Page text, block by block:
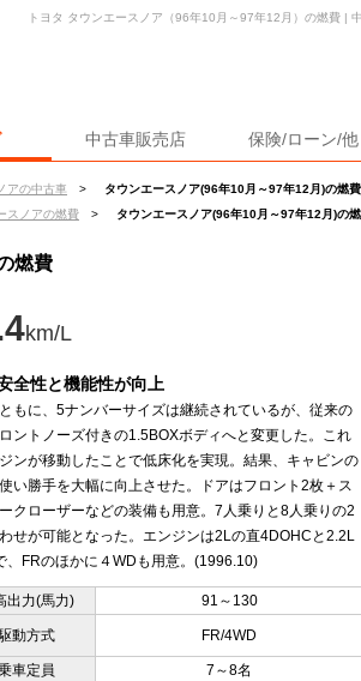
中古車販売店 保険/ローン/他
アの中古車 >
タウンエースノア(96年10月～97年12月)の燃費
スノアの燃費 > タウンエースノア(96年10月～97年12月)の
トヨタ タウンエースノア（96年10月～97年12月）の燃費 |
燃費
km/L
全性と機能性が向上
もに、5ナンバーサイズは継続されているが、従来の
ントノーズ付きの1.5BOXボディへと変更した。これ
ンが移動したことで低床化を実現。結果、キャビンの
い勝手を大幅に向上させた。ドアはフロント2枚＋ス
クローザーなどの装備も用意。7人乗りと8人乗りの2
せが可能となった。エンジンは2Lの直4DOHCと2.2L
、FRのほかに４WDも用意。(1996.10)
出力(馬力)
91～130
動方式 FR/4WD
車定員 7～8名